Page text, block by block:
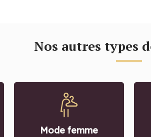
Nos autres types
Mode femme